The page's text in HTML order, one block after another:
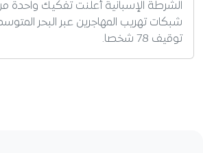
الشرطة الإسبانية أعلنت تفكيك واحدة
شبكات تهريب المهاجرين عبر البحر
توقيف 78 شخصا.